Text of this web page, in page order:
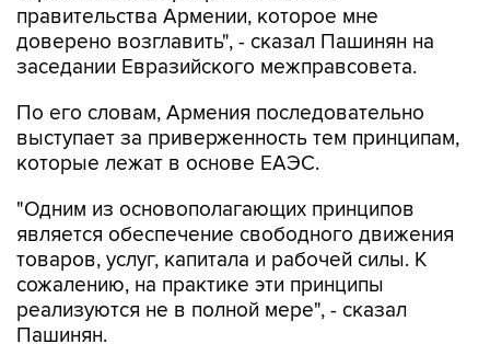
правительства Армении, которое мне
доверено возглавить", - сказал Пашинян на
заседании Евразийского межправсовета.
По его словам, Армения последовательно
выступает за приверженность тем принципам,
которые лежат в основе ЕАЭС.
"Одним из основополагающих принципов
является обеспечение свободного движения
товаров, услуг, капитала и рабочей силы. К
сожалению, на практике эти принципы
реализуются не в полной мере", - сказал
Пашинян.